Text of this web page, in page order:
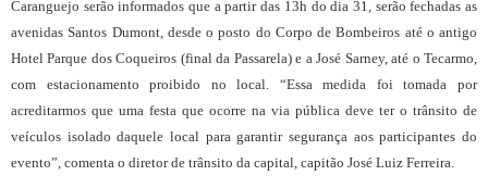
Caranguejo serão informados que a partir das 13h do dia 31, serão fechadas as
avenidas Santos Dumont, desde o posto do Corpo de Bombeiros até o antigo
Hotel Parque dos Coqueiros (final da Passarela) e a José Sarney, até o Tecarmo,
com estacionamento proibido no local. “Essa medida foi tomada por
acreditarmos que uma festa que ocorre na via pública deve ter o trânsito de
veículos isolado daquele local para garantir segurança aos participantes do
evento”, comenta o diretor de trânsito da capital, capitão José Luiz Ferreira.